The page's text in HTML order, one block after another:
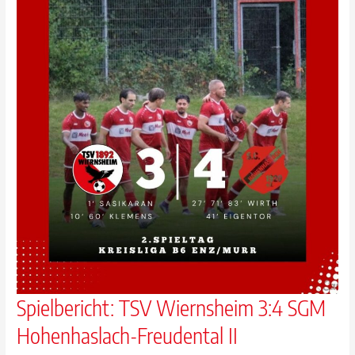
Spielbericht: TSV Wiernsheim 3:4 SGM
Hohenhaslach-Freudental II